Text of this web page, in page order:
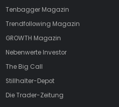
Tenbagger Magazin
Trendfollowing Magazin
GROWTH Magazin
Nebenwerte Investor
The Big Call
Stillhalter-Depot
Die Trader-Zeitung